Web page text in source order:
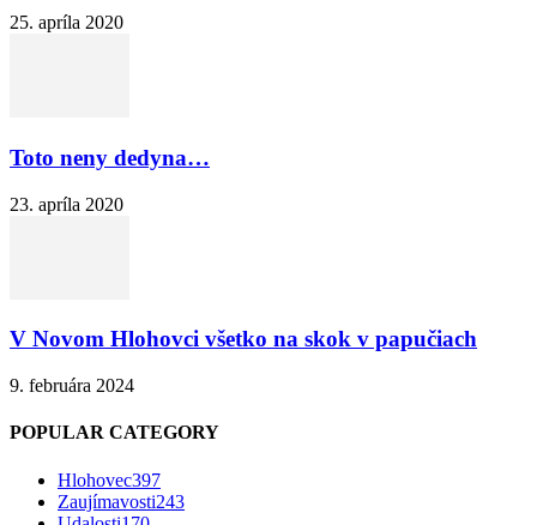
25. apríla 2020
Toto neny dedyna…
23. apríla 2020
V Novom Hlohovci všetko na skok v papučiach
9. februára 2024
POPULAR CATEGORY
Hlohovec397
Zaujímavosti243